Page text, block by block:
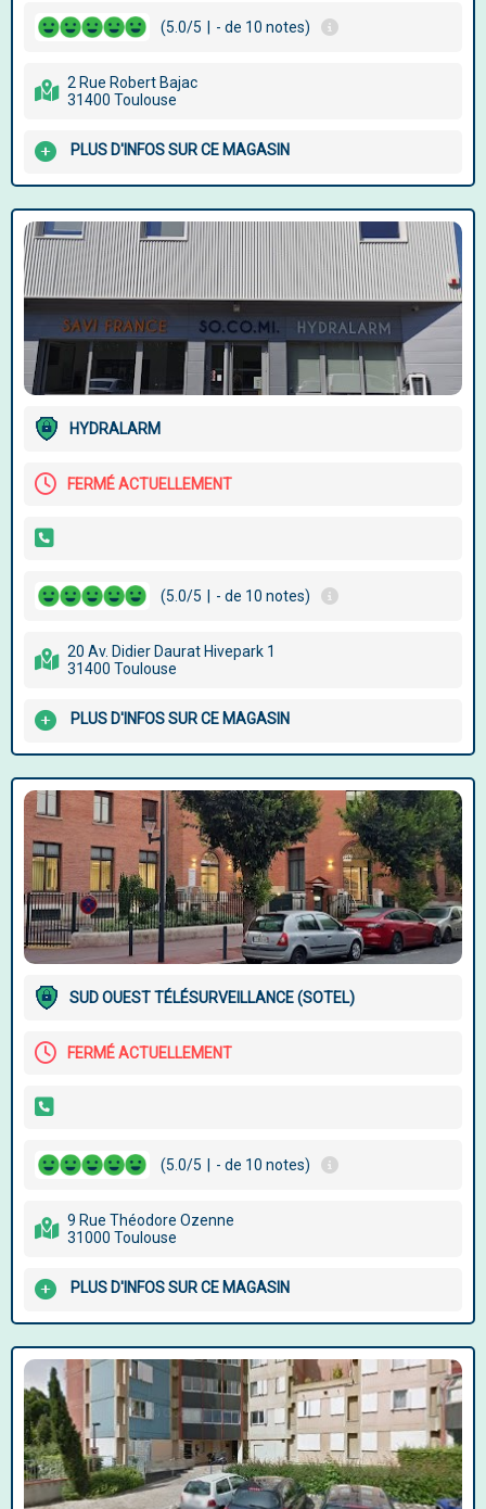
(5.0/5 - de 10 notes)
2 Rue Robert Bajac
31400 Toulouse
PLUS D'INFOS SUR CE MAGASIN
HYDRALARM
FERMÉ ACTUELLEMENT
(5.0/5 - de 10 notes)
20 Av. Didier Daurat Hivepark 1
31400 Toulouse
PLUS D'INFOS SUR CE MAGASIN
SUD OUEST TÉLÉSURVEILLANCE (SOTEL)
FERMÉ ACTUELLEMENT
(5.0/5 - de 10 notes)
9 Rue Théodore Ozenne
31000 Toulouse
PLUS D'INFOS SUR CE MAGASIN